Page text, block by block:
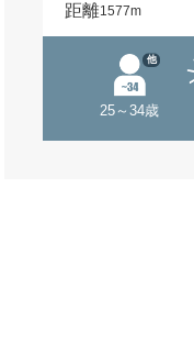
距離1577m
25～34歳
他